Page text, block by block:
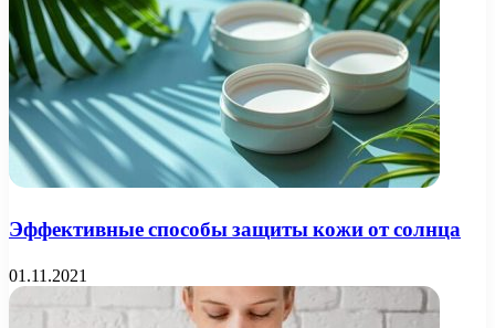
Эффективные способы защиты кожи от солнца
01.11.2021